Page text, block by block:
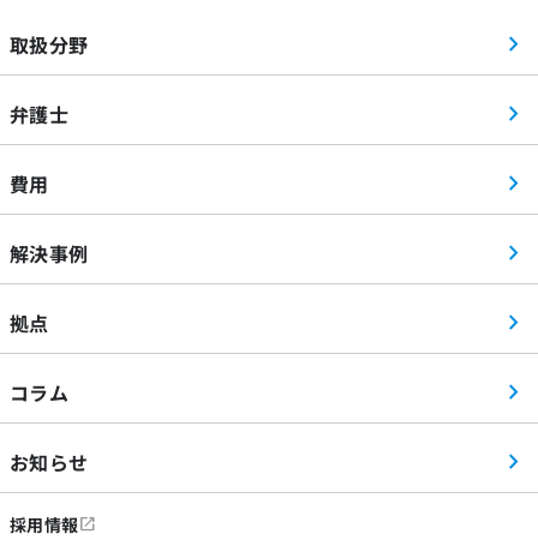
取扱分野
弁護士
費用
解決事例
拠点
コラム
お知らせ
採用情報